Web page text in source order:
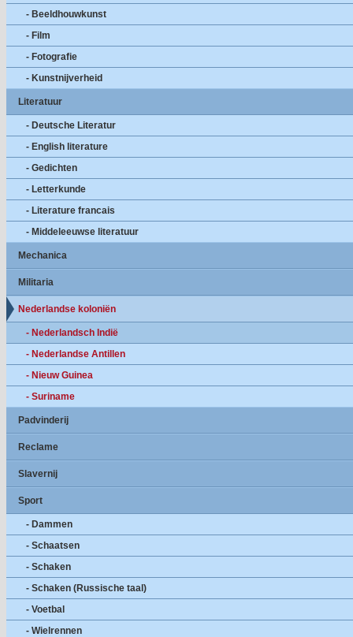
- Beeldhouwkunst
- Film
- Fotografie
- Kunstnijverheid
Literatuur
- Deutsche Literatur
- English literature
- Gedichten
- Letterkunde
- Literature francais
- Middeleeuwse literatuur
Mechanica
Militaria
Nederlandse koloniën
- Nederlandsch Indië
- Nederlandse Antillen
- Nieuw Guinea
- Suriname
Padvinderij
Reclame
Slavernij
Sport
- Dammen
- Schaatsen
- Schaken
- Schaken (Russische taal)
- Voetbal
- Wielrennen